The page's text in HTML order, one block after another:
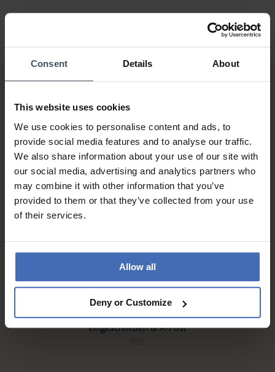
Consent Details About
This website uses cookies
We use cookies to personalise content and ads, to
provide social media features and to analyse our traffic.
We also share information about your use of our site with
our social media, advertising and analytics partners who
may combine it with other information that you’ve
provided to them or that they’ve collected from your use
of their services.
Allow all
Deny or Customize
Rechnung & Ratenzahlung bis
5'000.-
info
Kostenloser* Versand,
eingeschrieben & A-Post